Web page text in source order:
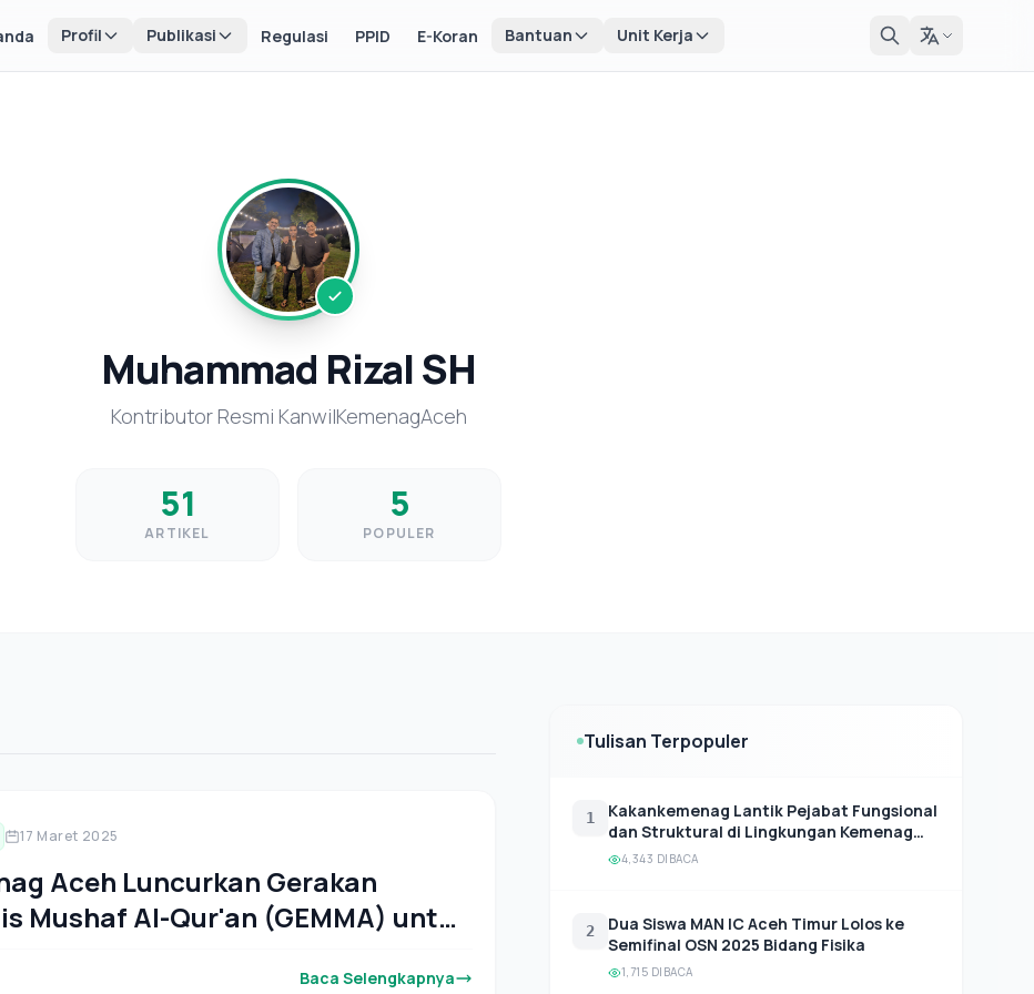
Profil Publikasi Regulasi PPID E-Koran Bantuan Unit Kerja
Muhammad Rizal SH
Kontributor Resmi KanwilKemenagAceh
51
ARTIKEL
5
POPULER
17 Maret 2025
Aceh Luncurkan Gerakan
Mushaf Al-Qur'an (GEMMA) untuk
Baca Selengkapnya
Tulisan Terpopuler
1
Kakankemenag Lantik Pejabat Fungsional
dan Struktural di Lingkungan Kemenag
Aceh Timur.
4,343 DIBACA
2
Dua Siswa MAN IC Aceh Timur Lolos ke
Semifinal OSN 2025 Bidang Fisika
1,715 DIBACA